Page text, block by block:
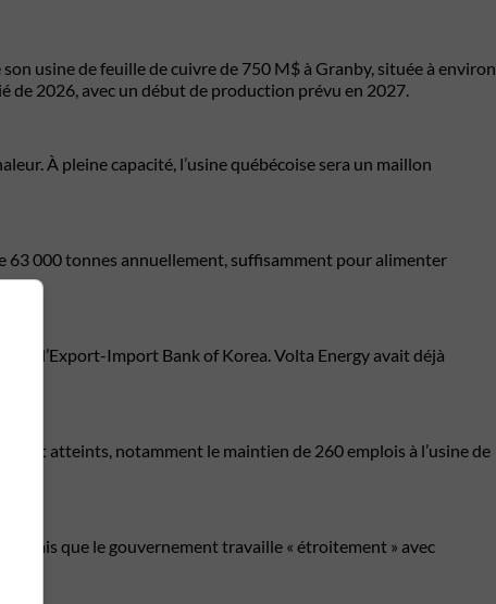
usine de feuille de cuivre de 750 M$ à Granby, située à environ
de 2026, avec un début de production prévu en 2027.
À pleine capacité, l’usine québécoise sera un maillon
63 000 tonnes annuellement, suffisamment pour alimenter
l’Export-Import Bank of Korea. Volta Energy avait déjà
atteints, notamment le maintien de 260 emplois à l’usine de
mais que le gouvernement travaille « étroitement » avec